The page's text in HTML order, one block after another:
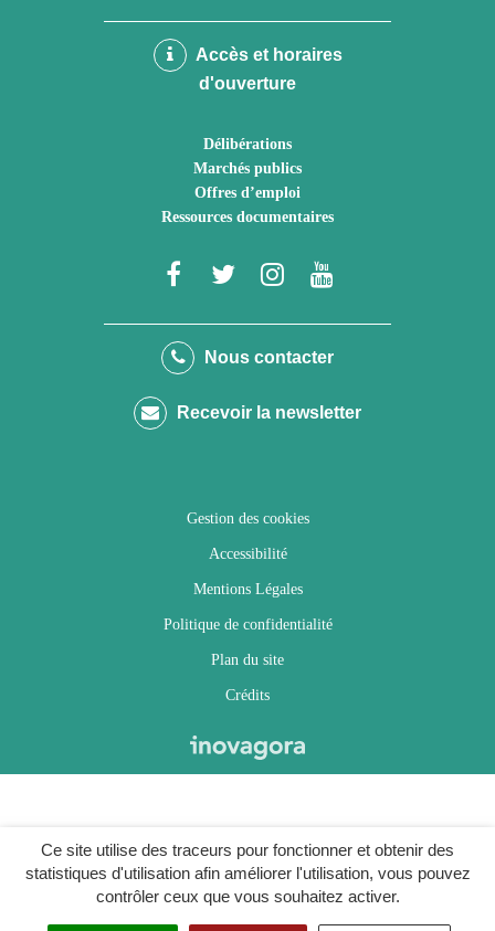
Ce site utilise des traceurs pour fonctionner et obtenir des
statistiques d'utilisation afin améliorer l'utilisation, vous pouvez
contrôler ceux que vous souhaitez activer.
Accès et horaires
d'ouverture
Délibérations
Marchés publics
Offres d’emploi
Ressources documentaires
Lien
le
Facebook
Lien
le
Twitter
Lien
le
Instagram
Youtube
Nous contacter
Recevoir la newsletter
Gestion des cookies
Accessibilité
Mentions Légales
Politique de confidentialité
Plan du site
Crédits